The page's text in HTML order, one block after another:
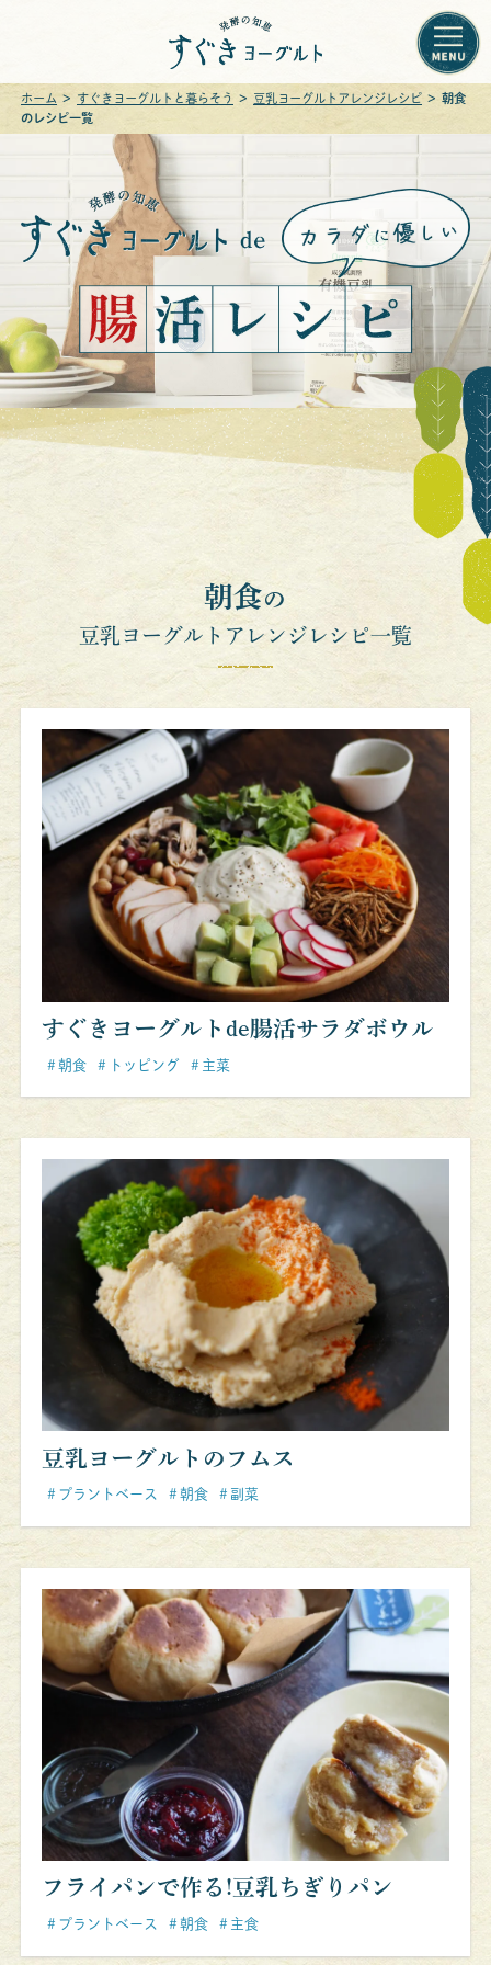
ホーム
すぐきヨーグルトとは
お知らせ
つくりかた
安心の発酵保証
商品ラインナップ
すぐきヨーグルトと暮らそう
アレンジレシピ
活用ガイド
ホーム すぐきヨーグルトと暮らそう 豆乳ヨーグルトアレンジレシピ
朝食
のレシピ一覧
朝食の
豆乳ヨーグルトアレンジレシピ一覧
すぐきヨーグルトde腸活サラダボウル
朝食 トッピング 主菜
豆乳ヨーグルトのフムス
プラントベース 朝食 副菜
フライパンで作る!豆乳ちぎりパン
プラントベース 朝食 主食